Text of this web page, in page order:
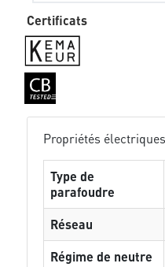
Certificats
Propriétés électriques
Type de
parafoudre
Réseau
Régime de neutre